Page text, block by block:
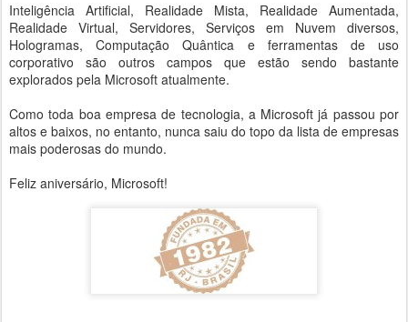
Inteligência Artificial, Realidade Mista, Realidade Aumentada,
Realidade Virtual, Servidores, Serviços em Nuvem diversos,
Hologramas, Computação Quântica e ferramentas de uso
corporativo são outros campos que estão sendo bastante
explorados pela Microsoft atualmente.
Como toda boa empresa de tecnologia, a Microsoft já passou por
altos e baixos, no entanto, nunca saiu do topo da lista de empresas
mais poderosas do mundo.
Feliz aniversário, Microsoft!